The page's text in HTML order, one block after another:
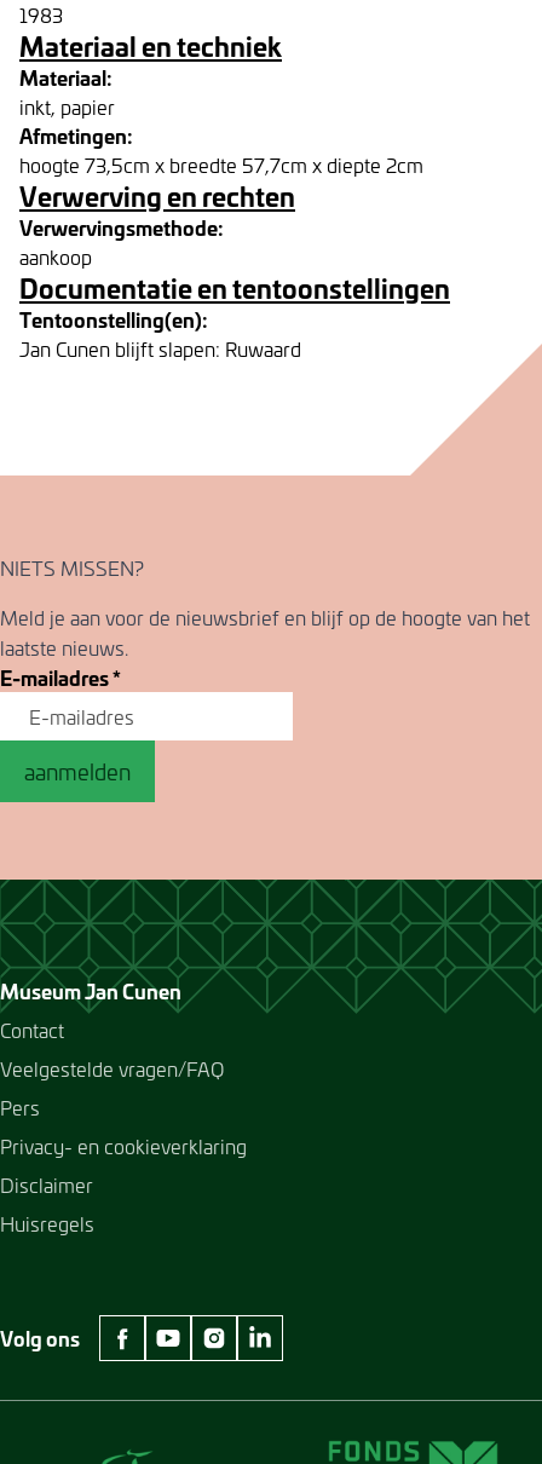
1983
Materiaal en techniek
Materiaal:
inkt, papier
Afmetingen:
hoogte 73,5cm x breedte 57,7cm x diepte 2cm
Verwerving en rechten
Verwervingsmethode:
aankoop
Documentatie en tentoonstellingen
Tentoonstelling(en):
Jan Cunen blijft slapen: Ruwaard
NIETS MISSEN?
Meld je aan voor de nieuwsbrief en blijf op de hoogte van het
laatste nieuws.
E-mailadres*
aanmelden
Museum Jan Cunen
Contact
Veelgestelde vragen/FAQ
Pers
Privacy- en cookieverklaring
Disclaimer
Huisregels
Volg ons
facebook Museum Jan Cunen
youtube Museum Jan Cunen
instagram Museum Jan Cunen
linkedin Museum Jan Cunen